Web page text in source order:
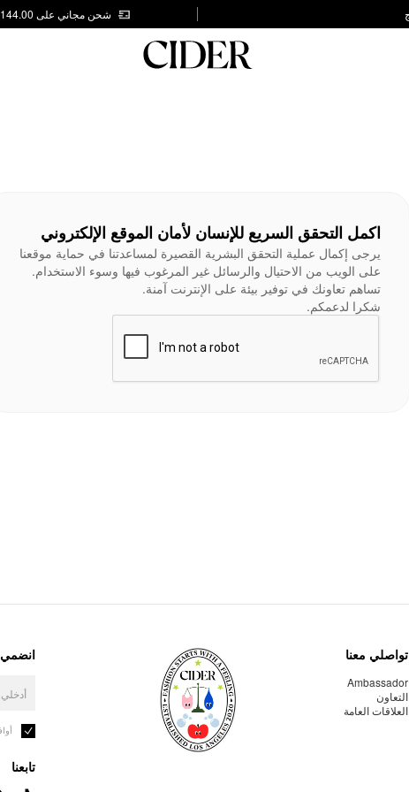
شحن مجاني على AED 144.00
اكمل التحقق السريع للإنسان لأمان الموقع الإلكتروني
يرجى إكمال عملية التحقق البشرية القصيرة لمساعدتنا في حماية موقعنا
على الويب من الاحتيال والرسائل غير المرغوب فيها وسوء الاستخدام.
تساهم تعاونك في توفير بيئة على الإنترنت آمنة.
شكرا لدعمكم.
تواصلي معنا
Ambassador
التعاون
العلاقات العامة
انضمي
تابعنا